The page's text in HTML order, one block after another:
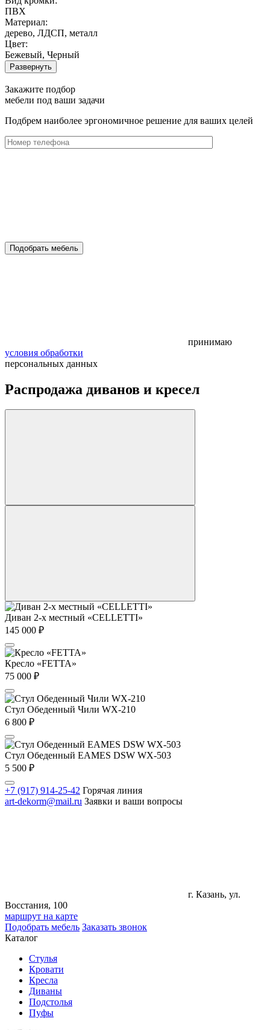
ПВХ
Материал:
дерево, ЛДСП, металл
Цвет:
Бежевый, Черный
Развернуть
Закажите подбор
мебели под ваши задачи
Подбрем наиболее эргономичное решение для ваших целей
Подобрать мебель
принимаю
условия обработки
персональных данных
Распродажа диванов и кресел
Диван 2-х местный «CELLETTI»
145 000 ₽
Кресло «FETTA»
75 000 ₽
Стул Обеденный Чили WX-210
6 800 ₽
Стул Обеденный EAMES DSW WX-503
5 500 ₽
+7 (917) 914-25-42 Горячая линия
art-dekorm@mail.ru Заявки и ваши вопросы
г. Казань, ул.
Восстания, 100
маршрут на карте
Подобрать мебель Заказать звонок
Каталог
Стулья
Кровати
Кресла
Диваны
Подстолья
Пуфы